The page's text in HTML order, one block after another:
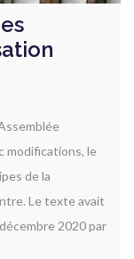
modifications, le
de la
Le texte avait
2020 par